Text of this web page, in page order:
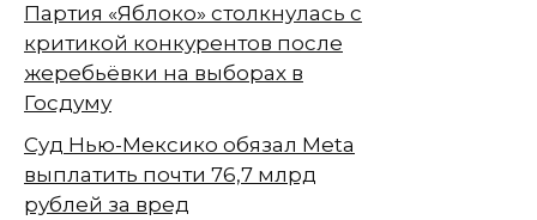
Партия «Яблоко» столкнулась с
критикой конкурентов после
жеребьёвки на выборах в
Госдуму
Суд Нью-Мексико обязал Meta
выплатить почти 76,7 млрд
рублей за вред